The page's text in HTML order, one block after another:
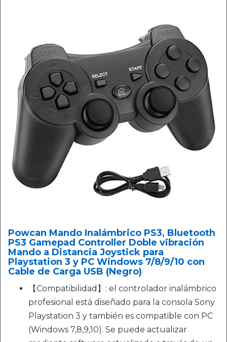
Powcan Mando Inalámbrico PS3, Bluetooth
PS3 Gamepad Controller Doble vibración
Mando a Distancia Joystick para
Playstation 3 y PC Windows 7/8/9/10 con
Cable de Carga USB (Negro)
【Compatibilidad】: el controlador inalámbrico
profesional está diseñado para la consola Sony
Playstation 3 y también es compatible con PC
(Windows 7,8,9,10). Se puede actualizar